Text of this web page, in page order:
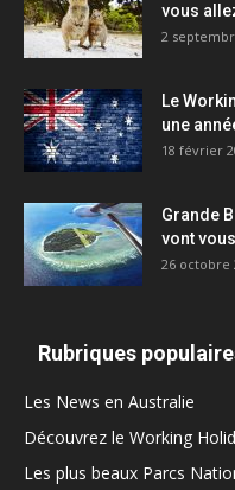
vous
2
Le
une
18 février
Grande
vont
26 octobre
Rubriques
Les News en Australie
Découvrez le Working
Les plus beaux Parcs